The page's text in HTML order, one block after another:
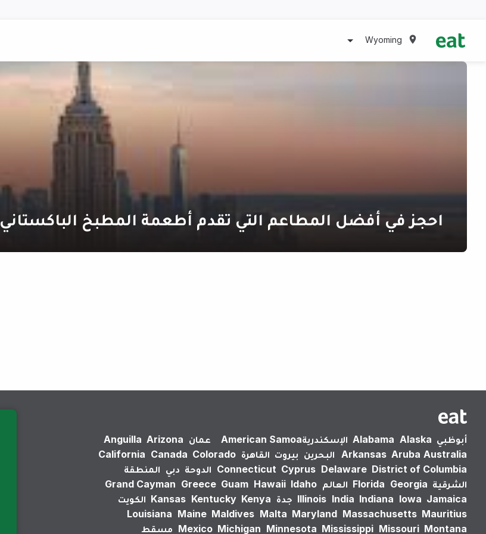
Wyoming
احجز في أفضل المطاعم التي تقدم أطعمة المطبخ الباكستاني
أبوظبي Alabama Alaska الإسكندرية‎American Samoa عمان Anguilla Arizona
Arkansas Aruba Australia البحرين بيروت القاهرة California Canada Colorado
Connecticut Cyprus Delaware District of Columbia الدوحة دبي المنطقة
الشرقية
Florida Georgia العالم Grand Cayman Greece Guam Hawaii Idaho
Illinois India Indiana Iowa Jamaica جدة Kansas Kentucky Kenya
الكويت
Louisiana Maine Maldives Malta Maryland Massachusetts Mauritius
Mexico Michigan Minnesota Mississippi Missouri Montana مسقط